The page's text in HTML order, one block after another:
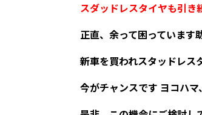
スダッドレスタイヤも引き
正直、余って困っています
新車を買われスタッドレス
今がチャンスです ヨコハ